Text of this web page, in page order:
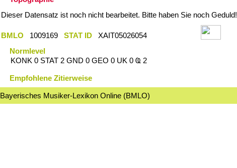
Dieser Datensatz ist noch nicht bearbeitet. Bitte haben Sie noch Geduld!
BMLO 1009169 STAT ID
XAIT05026054
Normlevel
KONK 0 STAT 2 GND 0 GEO 0 UK 0 Ҩ 2
Empfohlene Zitierweise
Bayerisches Musiker-Lexikon Online (BMLO)